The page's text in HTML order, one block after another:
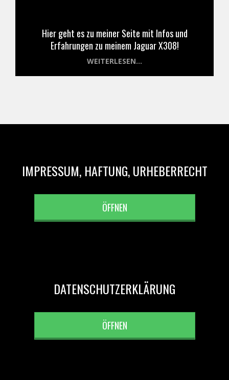
Hier geht es zu meiner Seite mit Infos und
Erfahrungen zu meinem Jaguar X308!
WEITERLESEN...
IMPRESSUM, HAFTUNG, URHEBERRECHT
ÖFFNEN
DATENSCHUTZERKLÄRUNG
ÖFFNEN